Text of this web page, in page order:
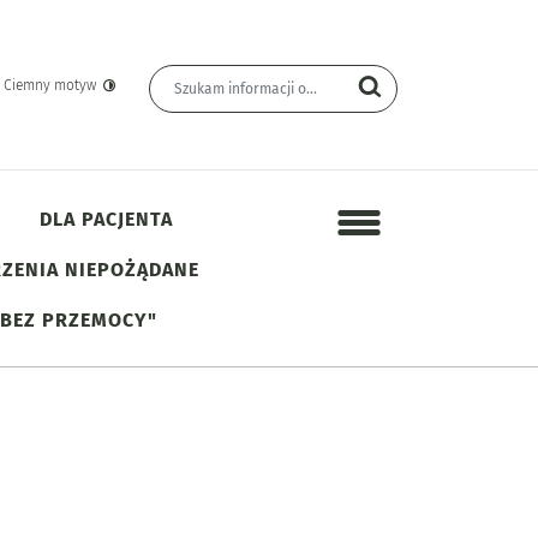
Informacji Publicznej
Ciemny motyw Wyszukiwarka
Wyszukiwana fraza Szukaj
DLA PACJENTA
NIEPOŻĄDANE
PRZEMOCY"
Menu dodatkowe